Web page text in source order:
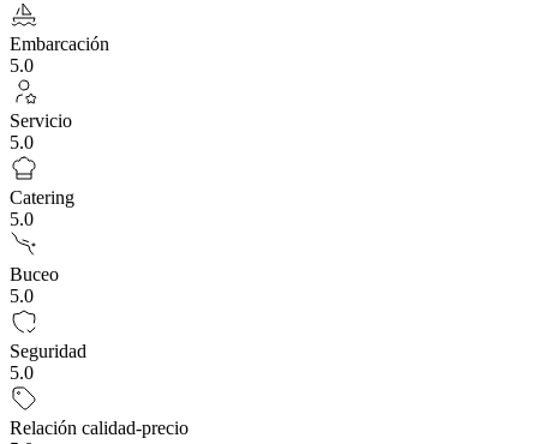
Embarcación
5.0
Servicio
5.0
Catering
5.0
Buceo
5.0
Seguridad
5.0
Relación calidad-precio